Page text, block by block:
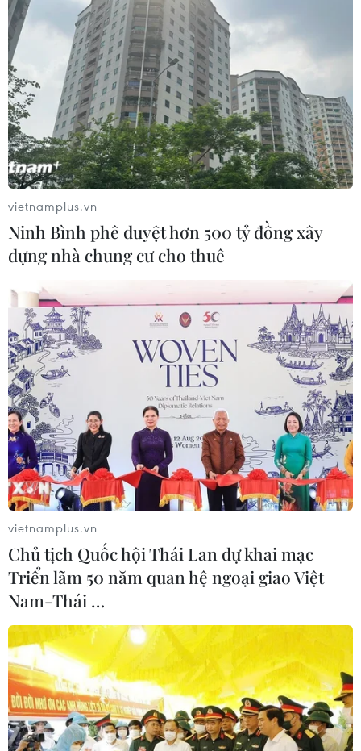
vietnamplus.vn
Ninh Bình phê duyệt hơn 500 tỷ đồng xây
dựng nhà chung cư cho thuê
vietnamplus.vn
Chủ tịch Quốc hội Thái Lan dự khai mạc
Triển lãm 50 năm quan hệ ngoại giao Việt
Nam-Thái …